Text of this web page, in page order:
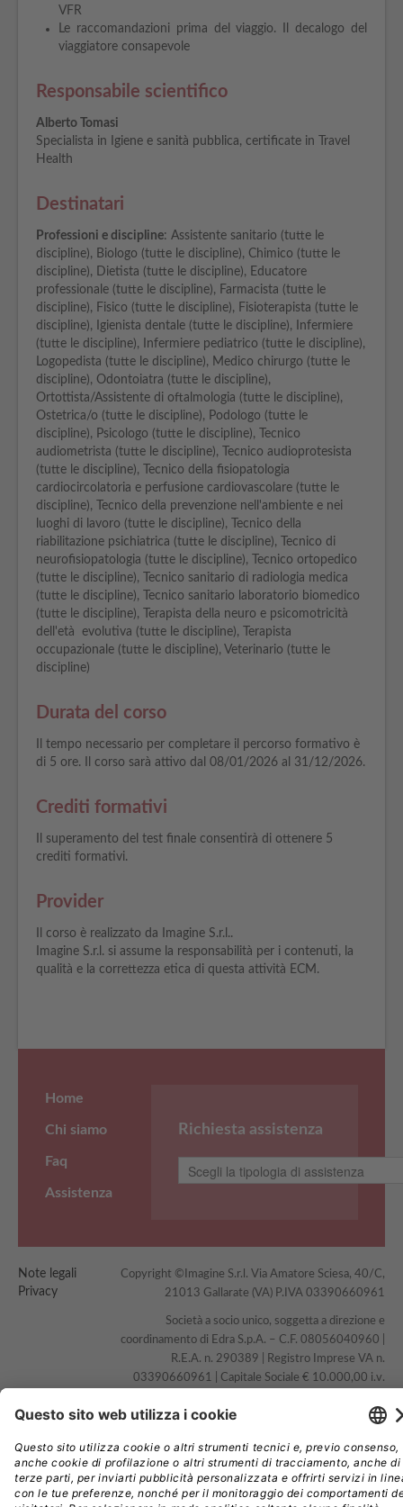
VFR
Le raccomandazioni prima del viaggio. Il decalogo del
viaggiatore consapevole
Responsabile scientifico
Alberto Tomasi
Specialista in Igiene e sanità pubblica, certificate in Travel
Health
Destinatari
Professioni e discipline: Assistente sanitario (tutte le
discipline), Biologo (tutte le discipline), Chimico (tutte le
discipline), Dietista (tutte le discipline), Educatore
professionale (tutte le discipline), Farmacista (tutte le
discipline), Fisico (tutte le discipline), Fisioterapista (tutte le
discipline), Igienista dentale (tutte le discipline), Infermiere
(tutte le discipline), Infermiere pediatrico (tutte le discipline),
Logopedista (tutte le discipline), Medico chirurgo (tutte le
discipline), Odontoiatra (tutte le discipline),
Ortottista/Assistente di oftalmologia (tutte le discipline),
Ostetrica/o (tutte le discipline), Podologo (tutte le
discipline), Psicologo (tutte le discipline), Tecnico
audiometrista (tutte le discipline), Tecnico audioprotesista
(tutte le discipline), Tecnico della fisiopatologia
cardiocircolatoria e perfusione cardiovascolare (tutte le
discipline), Tecnico della prevenzione nell'ambiente e nei
luoghi di lavoro (tutte le discipline), Tecnico della
riabilitazione psichiatrica (tutte le discipline), Tecnico di
neurofisiopatologia (tutte le discipline), Tecnico ortopedico
(tutte le discipline), Tecnico sanitario di radiologia medica
(tutte le discipline), Tecnico sanitario laboratorio biomedico
(tutte le discipline), Terapista della neuro e psicomotricità
dell'età evolutiva (tutte le discipline), Terapista
occupazionale (tutte le discipline), Veterinario (tutte le
discipline)
Durata del corso
Il tempo necessario per completare il percorso formativo è
di 5 ore. Il corso sarà attivo dal 08/01/2026 al 31/12/2026.
Crediti formativi
Il superamento del test finale consentirà di ottenere 5
crediti formativi.
Provider
Il corso è realizzato da Imagine S.r.l..
Imagine S.r.l. si assume la responsabilità per i contenuti, la
qualità e la correttezza etica di questa attività ECM.
Home
Chi siamo
Faq
Assistenza
Richiesta assistenza
Note legali
Privacy
Copyright ©Imagine S.r.l. Via Amatore Sciesa, 40/C,
21013 Gallarate (VA) P.IVA 03390660961
Società a socio unico, soggetta a direzione e
coordinamento di Edra S.p.A. – C.F. 08056040960 |
R.E.A. n. 290389 | Registro Imprese VA n.
03390660961 | Capitale Sociale € 10.000,00 i.v.
Tutti i diritti riservati - Responsabile della Protezione
dpo@edraspa.it